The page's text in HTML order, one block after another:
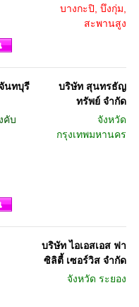
บางกะปิ, บึงกุ่ม,
สะพานสูง
นทบุรี
คับ
บริษัท สุนทรธัญ
ทรัพย์ จำกัด
จังหวัด
กรุงเทพมหานคร
บริษัท ไอเอสเอส ฟา
ซิลิตี้ เซอร์วิส จำกัด
จังหวัด ระยอง